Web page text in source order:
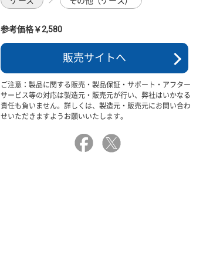
参考価格￥2,580
販売サイトへ
ご注意：製品に関する販売・製品保証・サポート・アフター
サービス等の対応は製造元・販売元が行い、弊社はいかなる
責任も負いません。詳しくは、製造元・販売元にお問い合わ
せいただきますようお願いいたします。